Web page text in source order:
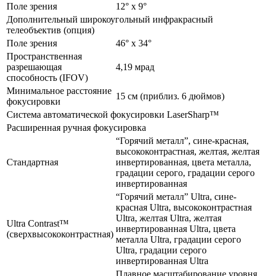
Поле зрения
12° x 9°
Дополнительный широкоугольный инфракрасный
телеобъектив (опция)
Поле зрения
46° x 34°
Пространственная
разрешающая
способность (IFOV)
4,19 мрад
Минимальное расстояние
фокусировки
15 см (приблиз. 6 дюймов)
Система автоматической фокусировки LaserSharp™
Расширенная ручная фокусировка
Стандартная
“Горячий металл”, сине-красная,
высококонтрастная, желтая, желтая
инвертированная, цвета металла,
градации серого, градации серого
инвертированная
Ultra Contrast™
(сверхвысококонтрастная)
“Горячий металл” Ultra, сине-
красная Ultra, высококонтрастная
Ultra, желтая Ultra, желтая
инвертированная Ultra, цвета
металла Ultra, градации серого
Ultra, градации серого
инвертированная Ultra
Плавное масштабирование уровня